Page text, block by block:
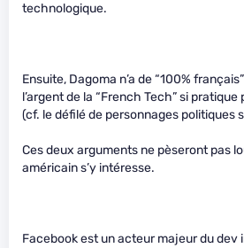
technologique.
Ensuite, Dagoma n’a de “100%
l’argent de la “French Tech” si
(cf. le défilé de personnages politiques
Ces deux arguments ne pèseront pas
américain s’y intéresse.
Facebook est un acteur majeur du dev